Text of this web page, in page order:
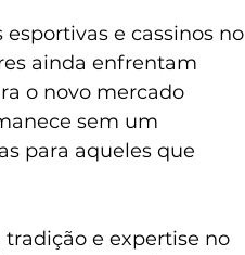
e cassinos no
ainda enfrentam
o novo mercado
sem um
para aqueles que
tradição e expertise no